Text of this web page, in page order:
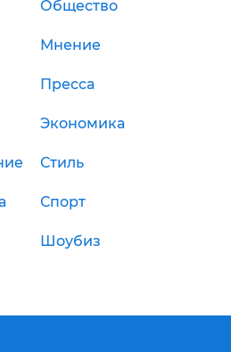
Общество
Мнение
Пресса
Экономика
Стиль
Спорт
Шоубиз